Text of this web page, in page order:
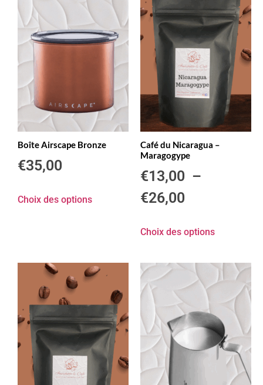
Boîte Airscape Bronze
€35,00
Choix des options
Café du Nicaragua –
Maragogype
€13,00 –
€26,00
Choix des options